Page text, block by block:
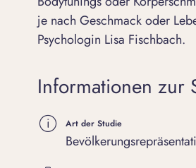
je nach Geschmack oder
Psychologin Lisa Fischbach.
Informationen zur
Art der Studie